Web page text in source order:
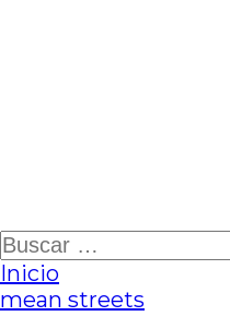
Ir
al
contenido
Buscar:
Inicio
mean streets